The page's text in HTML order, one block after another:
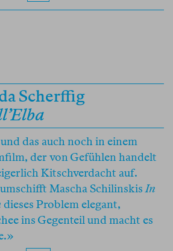
Scherffig
das auch noch in einem
der von Gefühlen handelt
Kitschverdacht auf.
Mascha SchilinskisIn
dieses Problem elegant,
ins Gegenteil und macht es